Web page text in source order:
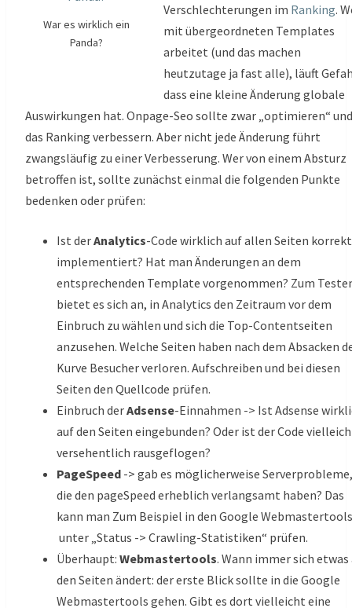
War es wirklich ein
Panda?
Verschlechterungen im Ranking.
mit übergeordneten Templates
arbeitet (und das machen
heutzutage ja fast alle), läuft
dass eine kleine Änderung globale
Auswirkungen hat. Onpage-Seo sollte zwar „optimieren“ und
das Ranking verbessern. Aber nicht jede Änderung führt
zwangsläufig zu einer Verbesserung. Wer von einem Absturz
betroffen ist, sollte zunächst einmal die folgenden Punkte
bedenken oder prüfen:
Ist derAnalytics-Code wirklich auf allen Seiten korrekt
implementiert? Hat man Änderungen an dem
entsprechenden Template vorgenommen? Zum
bietet es sich an, in Analytics den Zeitraum vor dem
Einbruch zu wählen und sich die Top-Contentseiten
anzusehen. Welche Seiten haben nach dem Absacken
Kurve Besucher verloren. Aufschreiben und bei diesen
Seiten den Quellcode prüfen.
Einbruch derAdsense-Einnahmen -> Ist Adsense
auf den Seiten eingebunden? Oder ist der Code
versehentlich rausgeflogen?
PageSpeed -> gab es möglicherweise Serverprobleme,
die den pageSpeed erheblich verlangsamt haben? Das
kann man Zum Beispiel in den Google Webmastertools
unter „Status -> Crawling-Statistiken“ prüfen.
Überhaupt: Webmastertools. Wann immer sich etwas
den Seiten ändert: der erste Blick sollte in die Google
Webmastertools gehen. Gibt es dort vielleicht eine